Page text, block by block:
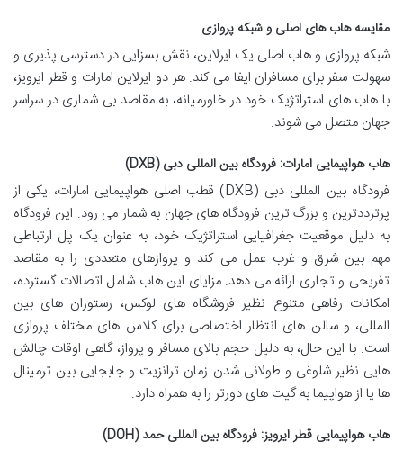
مقایسه هاب های اصلی و شبکه پروازی
شبکه پروازی و هاب اصلی یک ایرلاین، نقش بسزایی در دسترسی پذیری و
سهولت سفر برای مسافران ایفا می کند. هر دو ایرلاین امارات و قطر ایرویز،
با هاب های استراتژیک خود در خاورمیانه، به مقاصد بی شماری در سراسر
جهان متصل می شوند.
هاب هواپیمایی امارات: فرودگاه بین المللی دبی (DXB)
فرودگاه بین المللی دبی (DXB) قطب اصلی هواپیمایی امارات، یکی از
پرترددترین و بزرگ ترین فرودگاه های جهان به شمار می رود. این فرودگاه
به دلیل موقعیت جغرافیایی استراتژیک خود، به عنوان یک پل ارتباطی
مهم بین شرق و غرب عمل می کند و پروازهای متعددی را به مقاصد
تفریحی و تجاری ارائه می دهد. مزایای این هاب شامل اتصالات گسترده،
امکانات رفاهی متنوع نظیر فروشگاه های لوکس، رستوران های بین
المللی، و سالن های انتظار اختصاصی برای کلاس های مختلف پروازی
است. با این حال، به دلیل حجم بالای مسافر و پرواز، گاهی اوقات چالش
هایی نظیر شلوغی و طولانی شدن زمان ترانزیت و جابجایی بین ترمینال
ها یا از هواپیما به گیت های دورتر را به همراه دارد.
هاب هواپیمایی قطر ایرویز: فرودگاه بین المللی حمد (DOH)